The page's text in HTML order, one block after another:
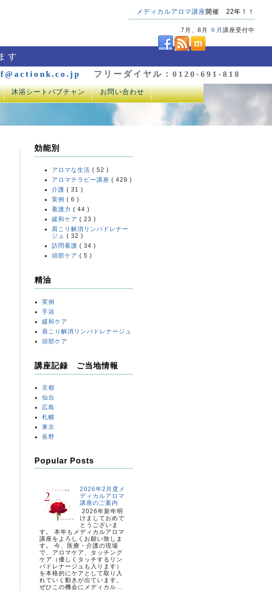
メディカルアロマ講座開催 22年！！
7月、8月 ９月 講座受付中
す
フリーダイヤル：0120-691-818
沐浴シートバブチャン お問い合わせ
効能別
アロマな生活 ( 52 )
アロマテラピー講座 ( 428 )
介護 ( 31 )
実例 ( 6 )
看護力 ( 44 )
緩和ケア ( 23 )
肩こり解消リンパドレナー
ジュ ( 32 )
訪問看護 ( 34 )
頭部ケア ( 5 )
精油
実例
手浴
緩和ケア
肩こり解消リンパドレナージュ
頭部ケア
講座記録 ご当地情報
京都
仙台
広島
札幌
東京
長野
Popular Posts
2026年2月度メ
ディカルアロマ
講座のご案内
2026年新年明
けましておめで
とうございま
す。 本年もメディカルアロマ
講座をよろしくお願い致しま
す。 今、医療・介護の現場
で、アロマケア、タッチング
ケア（優しくタッチするリン
パドレナージュも入ります）
を本格的にケアとして取り入
れていく動きが出ています。
ぜひこの機会にメディカル...